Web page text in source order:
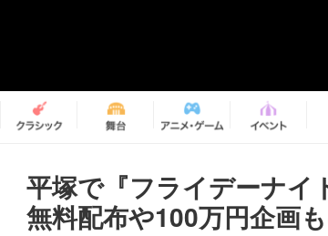
平塚で『フライデーナイ
無料配布や100万円企画